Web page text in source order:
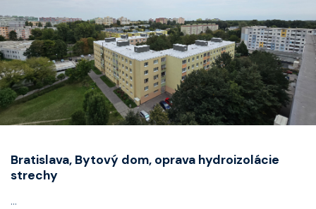
Bratislava, Bytový dom, oprava hydroizolácie
strechy
...